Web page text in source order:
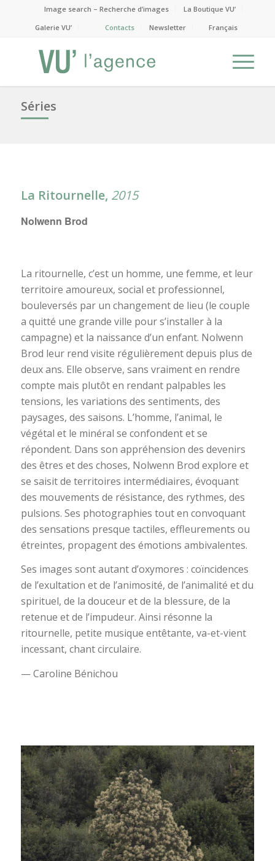
Image search – Recherche d’images
La Boutique VU’
Galerie VU’
Contacts Newsletter Français
Séries
La Ritournelle, 2015
Nolwenn Brod
La ritournelle, c’est un homme, une femme, et leur
territoire amoureux, social et professionnel,
bouleversés par un changement de lieu (le couple
a quitté une grande ville pour s’installer à la
campagne) et la naissance d’un enfant. Nolwenn
Brod leur rend visite régulièrement depuis plus de
deux ans. Elle observe, sans vraiment en rendre
compte mais plutôt en rendant palpables les
tensions, les variations des sentiments, des
paysages, des saisons. L’homme, l’animal, le
végétal et le minéral se confondent et se
répondent. Dans son appréhension des devenirs
des êtres et des choses, Nolwenn Brod explore et
se saisit de territoires intermédiaires, évoquant
des mouvements de résistance, des rythmes, des
pulsions. Ses photographies tout en convoquant
des sensations presque tactiles, effleurements ou
étreintes, propagent des émotions ambivalentes.
Ses images sont autant d’oxymores : coïncidences
de l’exultation et de l’animosité, de l’animalité et du
spirituel, de la douceur et de la blessure, de la
retenue et de l’impudeur. Ainsi résonne la
ritournelle, petite musique entêtante, va-et-vient
incessant, chant circulaire.
— Caroline Bénichou